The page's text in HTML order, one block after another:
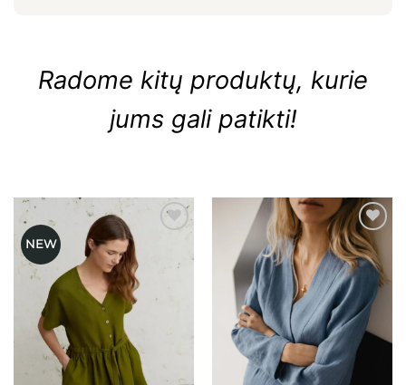
Radome kitų produktų, kurie
jums gali patikti!
NEW
Mėgstamiausias Mėgstamiausias